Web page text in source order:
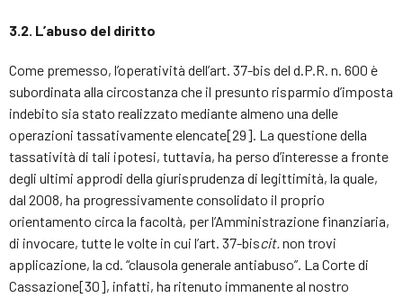
3.2. L’abuso del diritto
Come premesso, l’operatività dell’art. 37-bis del d.P.R. n. 600 è
subordinata alla circostanza che il presunto risparmio d’imposta
indebito sia stato realizzato mediante almeno una delle
operazioni tassativamente elencate[29]. La questione della
tassatività di tali ipotesi, tuttavia, ha perso d’interesse a fronte
degli ultimi approdi della giurisprudenza di legittimità, la quale,
dal 2008, ha progressivamente consolidato il proprio
orientamento circa la facoltà, per l’Amministrazione finanziaria,
di invocare, tutte le volte in cui l’art. 37-biscit.non trovi
applicazione, la cd. “clausola generale antiabuso”. La Corte di
Cassazione[30], infatti, ha ritenuto immanente al nostro